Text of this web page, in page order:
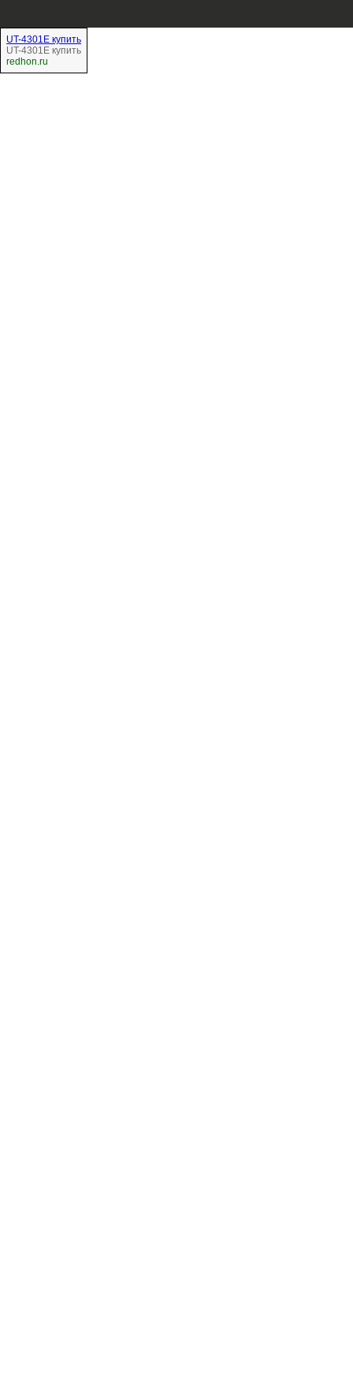
UT-4301Е купить
UT-4301Е купить
redhon.ru